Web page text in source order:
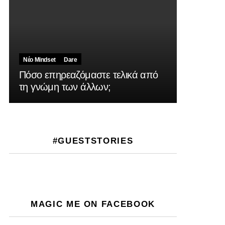
Νέο Mindset Dare
Πόσο επηρεαζόμαστε τελικά από
τη γνώμη των άλλων;
#GUESTSTORIES
MAGIC ME ON FACEBOOK